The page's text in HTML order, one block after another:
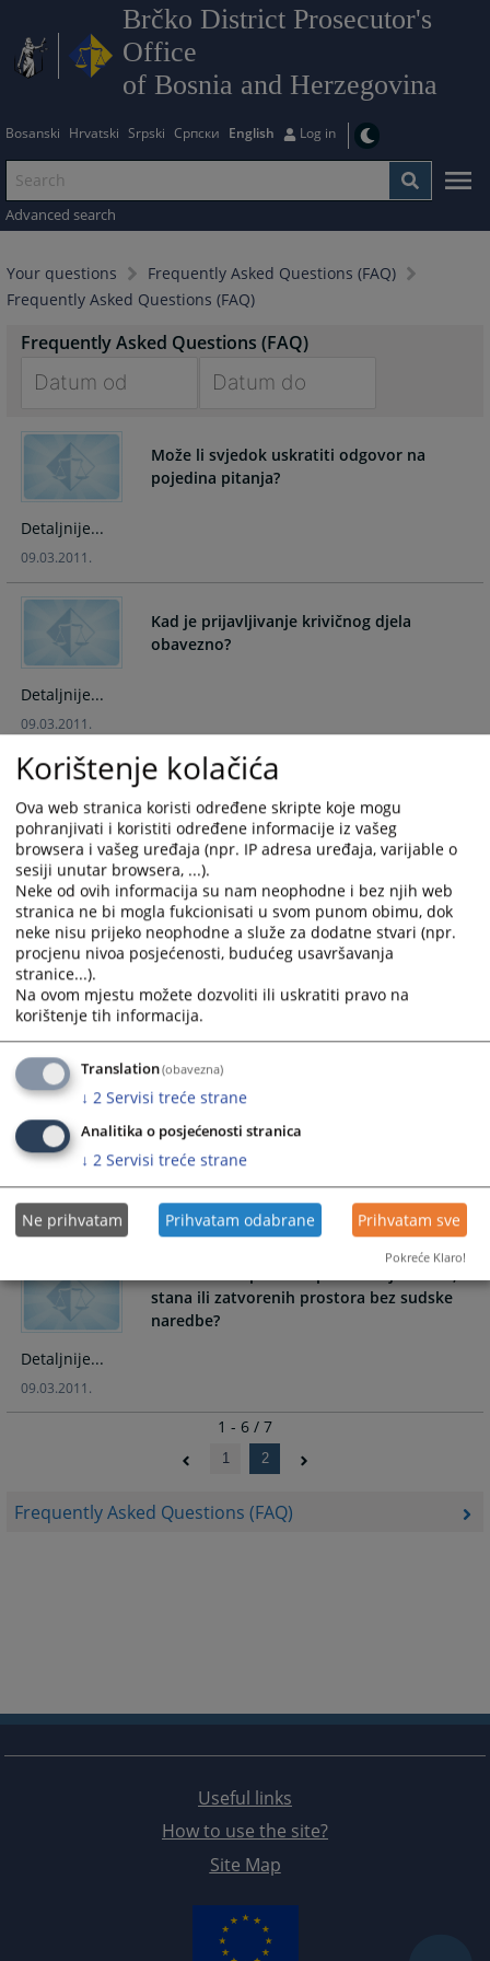
Brčko District Prosecutor's
Office
of Bosnia and Herzegovina
Bosanski Hrvatski Srpski Српски English Log in
Advanced search
Your questions
Frequently Asked Questions (FAQ)
Frequently Asked Questions (FAQ)
Frequently Asked Questions (FAQ)
Frequently Asked Questions (FAQ)
forward
interact
the
calendar
and
select
date.
Press
question
mark
key
to
get
the
keyboard
shortcuts
for
changing
dates.
forward
to
interact
and
select
a
question
mark
key
to
get
the
keyboard
shortcuts
for
changing
Može li svjedok uskratiti odgovor na
pojedina pitanja?
Detaljnije...
09.03.2011.
Kad je prijavljivanje krivičnog djela
obavezno?
Detaljnije...
09.03.2011.
Kad se osumnjičenom odnosno
optuženom može postaviti branitelj zbog
slabog imovnog stanja?
Detaljnije...
09.03.2011.
Kako i kome prijaviti krivično djelo?
Detaljnije...
09.03.2011.
postupku?
Detaljnije...
09.03.2011.
stana ili zatvorenih prostora bez sudske
naredbe?
Detaljnije...
09.03.2011.
1 - 6 / 7
1 2
Useful links
How to use the site?
Site Map
Korištenje kolačića
Ova web stranica koristi određene skripte koje mogu
pohranjivati i koristiti određene informacije iz vašeg
browsera i vašeg uređaja (npr. IP adresa uređaja, varijable o
sesiji unutar browsera, ...).
Neke od ovih informacija su nam neophodne i bez njih web
stranica ne bi mogla fukcionisati u svom punom obimu, dok
neke nisu prijeko neophodne a služe za dodatne stvari (npr.
procjenu nivoa posjećenosti, budućeg usavršavanja
stranice...).
Na ovom mjestu možete dozvoliti ili uskratiti pravo na
korištenje tih informacija.
Translation(obavezna)
↓ 2 Servisi treće strane
Analitika o posjećenosti stranica
↓ 2 Servisi treće strane
Ne prihvatam Prihvatam odabrane Prihvatam sve
Pokreće Klaro!